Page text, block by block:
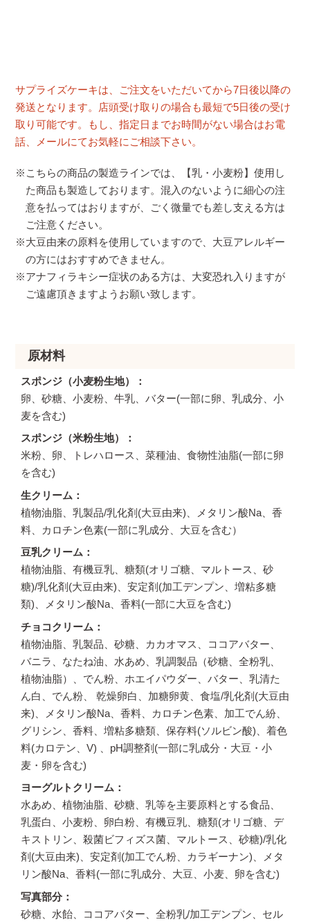
サプライズケーキは、ご注文をいただいてから7日後以降の
発送となります。店頭受け取りの場合も最短で5日後の受け
取り可能です。もし、指定日までお時間がない場合はお電
話、メールにてお気軽にご相談下さい。
※こちらの商品の製造ラインでは、【乳・小麦粉】使用し
た商品も製造しております。混入のないように細心の注
意を払ってはおりますが、ごく微量でも差し支える方は
ご注意ください。
※大豆由来の原料を使用していますので、大豆アレルギー
の方にはおすすめできません。
※アナフィラキシー症状のある方は、大変恐れ入りますが
ご遠慮頂きますようお願い致します。
原材料
スポンジ（小麦粉生地）
卵、砂糖、小麦粉、牛乳、バター(一部に卵、乳成分、小
麦を含む)
スポンジ（米粉生地）
米粉、卵、トレハロース、菜種油、食物性油脂(一部に卵
を含む)
生クリーム
植物油脂、乳製品/乳化剤(大豆由来)、メタリン酸Na、香
料、カロチン色素(一部に乳成分、大豆を含む）
豆乳クリーム
植物油脂、有機豆乳、糖類(オリゴ糖、マルトース、砂
糖)/乳化剤(大豆由来)、安定剤(加工デンプン、増粘多糖
類)、メタリン酸Na、香料(一部に大豆を含む)
チョコクリーム
植物油脂、乳製品、砂糖、カカオマス、ココアバター、
バニラ、なたね油、水あめ、乳調製品（砂糖、全粉乳、
植物油脂）、でん粉、ホエイパウダー、バター、乳清た
ん白、でん粉、 乾燥卵白、加糖卵黄、食塩/乳化剤(大豆由
来)、メタリン酸Na、香料、カロチン色素、加工でん紛、
グリシン、香料、増粘多糖類、保存料(ソルビン酸)、着色
料(カロテン、V) 、pH調整剤(一部に乳成分・大豆・小
麦・卵を含む)
ヨーグルトクリーム
水あめ、植物油脂、砂糖、乳等を主要原料とする食品、
乳蛋白、小麦粉、卵白粉、有機豆乳、糖類(オリゴ糖、デ
キストリン、殺菌ビフィズス菌、マルトース、砂糖)/乳化
剤(大豆由来)、安定剤(加工でん粉、カラギーナン)、メタ
リン酸Na、香料(一部に乳成分、大豆、小麦、卵を含む)
写真部分
砂糖、水飴、ココアバター、全粉乳/加工デンプン、セル